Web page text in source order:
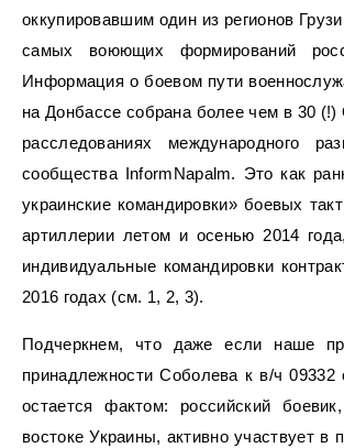
оккупировавшим один из регионов
самых воюющих формирований
Информация о боевом пути
на Донбассе собрана более чем в 30 (!)
расследованиях международного
сообщества InformNapalm. Это как
украинские командировки» боевых
артиллерии летом и осенью 2014
индивидуальные командировки
2016 годах (см. 1, 2, 3).
Подчеркнем, что даже если наше
принадлежности Соболева к в/ч
остается фактом: российский
востоке Украины, активно участвует в